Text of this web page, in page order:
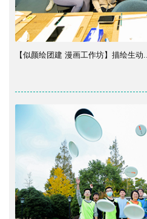
【似颜绘团建 漫画工作坊】描绘生动...